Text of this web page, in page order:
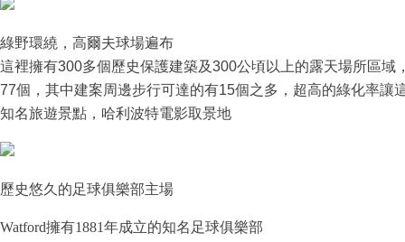
綠野環繞，高爾夫球場遍布
這裡擁有300多個歷史保護建築及300公頃以上的露天場所區域
77個，其中建案周邊步行可達的有15個之多，超高的綠化率讓
知名旅遊景點，哈利波特電影取景地
️歷史悠久的足球俱樂部主場
Watford擁有1881年成立的知名足球俱樂部